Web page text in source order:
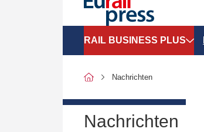
RAIL BUSINESS PLUS
SPNV-Marktdaten
Nachrichten
Nachrichten